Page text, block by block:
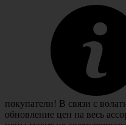
покупатели! В связи с
обновление цен на весь